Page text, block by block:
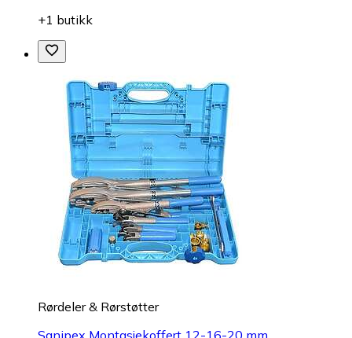
+1 butikk
Rørdeler & Rørstøtter
Sanipex Montasjekoffert 12-16-20 mm